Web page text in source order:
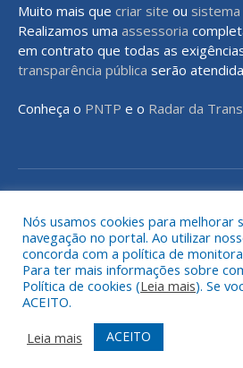
Muito mais que criar site ou
Realizamos uma assessoria
em contrato que todas as
transparência pública serão
Conheça o PNTP e o Radar da
Todos os direitos reservados a
Mapa do Site
Acessar Área
Acessar o
Nós usamos cookies para melhorar
navegação no portal. Ao utilizar
concorda com a política de
Para ter mais informações sobre
Política de cookies (Leia mais). Se
ACEITO.
Leia mais
ACEITO